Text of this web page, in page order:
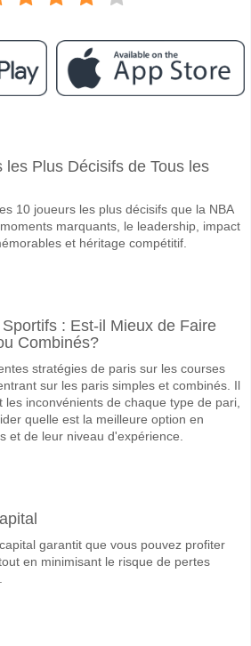
St Mirren 12 May 2026 19:45.
du match, avec une probabilité de 47%
Marquent, avec un pourcentage de 58%.
correct attendu entre Aberdeen v
essayer le Résultat Correct de 2-1
les Plus Décisifs de Tous les
10 joueurs les plus décisifs que la NBA
marquants, le leadership, impact
et héritage compétitif.
: Est-il Mieux de Faire
Combinés?
stratégies de paris sur les courses
sur les paris simples et combinés. Il
inconvénients de chaque type de pari,
quelle est la meilleure option en
et de leur niveau d'expérience.
garantit que vous pouvez profiter
en minimisant le risque de pertes